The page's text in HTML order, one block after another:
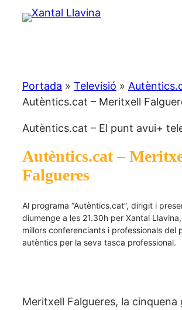
Portada » Televisió »
Autèntics.cat – Meritxell
Autèntics.cat – El punt avui+
Autèntics.cat –
Falgueres
Al programa “Autèntics.cat”, dirigit i
diumenge a les 21.30h per Xantal
millors conferenciants i professionals del
autèntics per la seva tasca professional.
Meritxell Falgueres, la cinquena